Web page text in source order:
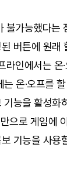
불가능했다는
버튼에 원래
라인에서는 온
온·오프를
기능을 활성화
으로 게임에
기능을 사용